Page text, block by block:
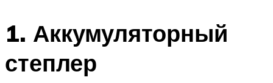
1. Аккумуляторный
степлер